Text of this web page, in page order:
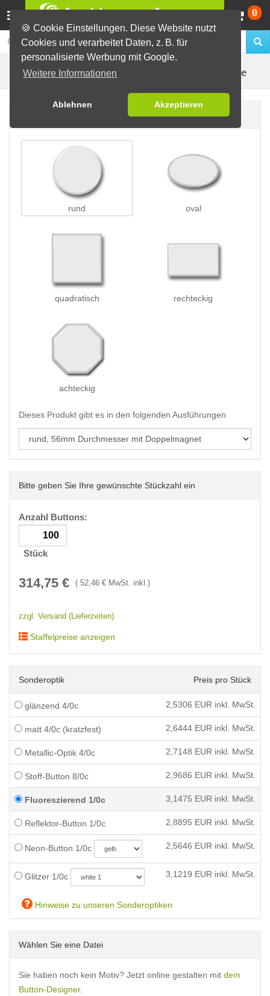
🍪 Cookie Einstellungen. Diese Website nutzt
Cookies und verarbeitet Daten, z. B. für
personalisierte Werbung mit Google.
Weitere Informationen
Ablehnen Akzeptieren
0
Buttons erstellen Magnetbuttons Kleidungsmagnete
rund oval
quadratisch rechteckig
achteckig
Dieses Produkt gibt es in den folgenden Ausführungen
Bitte geben Sie Ihre gewünschte Stückzahl ein
Anzahl Buttons:
Stück
314,75 € ( 52,46 € MwSt. inkl.)
zzgl. Versand (Lieferzeiten)
Staffelpreise anzeigen
Sonderoptik Preis pro Stück
glänzend 4/0c 2,5306 EUR inkl. MwSt.
matt 4/0c (kratzfest) 2,6444 EUR inkl. MwSt.
Metallic-Optik 4/0c 2,7148 EUR inkl. MwSt.
Stoff-Button 8/0c 2,9686 EUR inkl. MwSt.
Fluoreszierend 1/0c 3,1475 EUR inkl. MwSt.
Reflektor-Button 1/0c 2,8895 EUR inkl. MwSt.
Neon-Button 1/0c 2,5646 EUR inkl. MwSt.
Glitzer 1/0c 3,1219 EUR inkl. MwSt.
Hinweise zu unseren Sonderoptiken
Wählen Sie eine Datei
Sie haben noch kein Motiv? Jetzt online gestalten mit dem
Button-Designer.